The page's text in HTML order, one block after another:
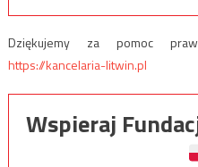
Dziękujemy za pomoc
https://kancelaria-litwin.pl
Wspieraj